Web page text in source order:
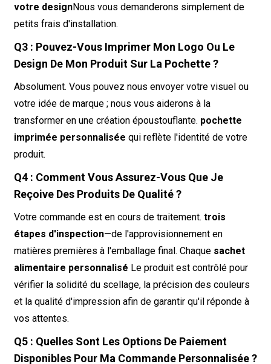
votre designNous vous demanderons simplement de
petits frais d'installation.
Q3 : Pouvez-Vous Imprimer Mon Logo Ou Le
Design De Mon Produit Sur La Pochette ?
Absolument. Vous pouvez nous envoyer votre visuel ou
votre idée de marque ; nous vous aiderons à la
transformer en une création époustouflante. pochette
imprimée personnalisée qui reflète l'identité de votre
produit.
Q4 : Comment Vous Assurez-Vous Que Je
Reçoive Des Produits De Qualité ?
Votre commande est en cours de traitement. trois
étapes d'inspection—de l'approvisionnement en
matières premières à l'emballage final. Chaque sachet
alimentaire personnalisé Le produit est contrôlé pour
vérifier la solidité du scellage, la précision des couleurs
et la qualité d'impression afin de garantir qu'il réponde à
vos attentes.
Q5 : Quelles Sont Les Options De Paiement
Disponibles Pour Ma Commande Personnalisée ?